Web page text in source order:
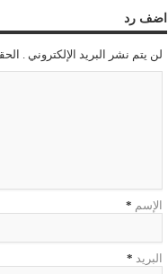
اضف رد
لن يتم نشر البريد الإلكتروني .
الإسم *
البريد *